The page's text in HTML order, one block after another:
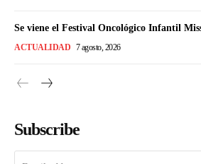
Se viene el Festival Oncológico Infantil
ACTUALIDAD 7 agosto, 2026
Subscribe